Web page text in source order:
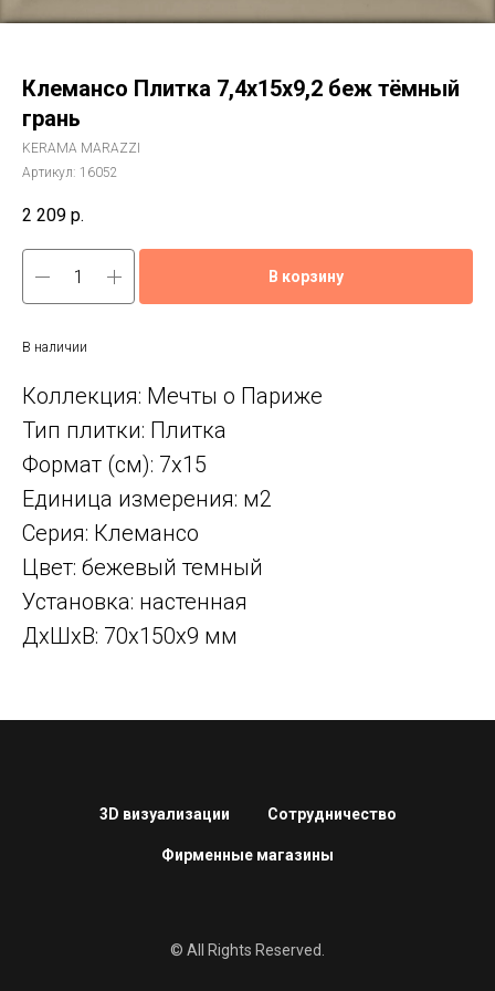
Клемансо Плитка 7,4х15х9,2 беж тёмный
грань
KERAMA MARAZZI
Артикул: 16052
2 209 р.
В корзину
В наличии
Коллекция: Мечты о Париже
Тип плитки: Плитка
Формат (см): 7x15
Единица измерения: м2
Серия: Клемансо
Цвет: бежевый темный
Установка: настенная
ДxШxВ: 70x150x9 мм
3D визуализации Сотрудничество
Фирменные магазины
© All Rights Reserved.